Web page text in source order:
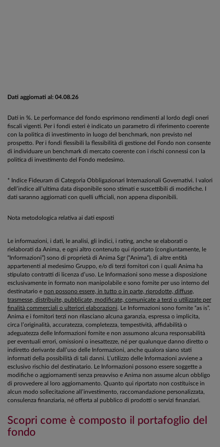
Dati aggiornati al: 04.08.26
Dati in %. Le performance del fondo esprimono rendimenti al lordo degli oneri
fiscali vigenti. Per i fondi esteri è indicato un parametro di riferimento coerente
con la politica di investimento in luogo del benchmark, non previsto nel
prospetto. Per i fondi flessibili la flessibilità di gestione del Fondo non consente
di individuare un benchmark di mercato coerente con i rischi connessi con la
politica di investimento del Fondo medesimo.
* Indice Fideuram di Categoria Obbligazionari Internazionali Governativi. I valori
dell’indice all’ultima data disponibile sono stimati e suscettibili di modifiche. I
dati saranno aggiornati con quelli ufficiali, non appena disponibili.
Nota metodologica relativa ai dati esposti
Le informazioni, i dati, le analisi, gli indici, i rating, anche se elaborati o
rielaborati da Anima, e ogni altro contenuto qui riportato (congiuntamente, le
“Informazioni”) sono di proprietà di Anima Sgr (“Anima”), di altre entità
appartenenti al medesimo Gruppo, e/o di terzi fornitori con i quali Anima ha
stipulato contratti di licenza d’uso. Le Informazioni sono messe a disposizione
esclusivamente in formato non manipolabile e sono fornite per uso interno del
destinatario e non possono essere, in tutto o in parte, riprodotte, diffuse,
trasmesse, distribuite, pubblicate, modificate, comunicate a terzi o utilizzate per
finalità commerciali o ulteriori elaborazioni. Le Informazioni sono fornite “as is”.
Anima e i fornitori terzi non rilasciano alcuna garanzia, espressa o implicita,
circa l’originalità, accuratezza, completezza, tempestività, affidabilità o
adeguatezza delle Informazioni fornite e non assumono alcuna responsabilità
per eventuali errori, omissioni o inesattezze, né per qualunque danno diretto o
indiretto derivante dall’uso delle Informazioni, anche qualora siano stati
informati della possibilità di tali danni. L’utilizzo delle Informazioni avviene a
esclusivo rischio del destinatario. Le Informazioni possono essere soggette a
modifiche o aggiornamenti senza preavviso e Anima non assume alcun obbligo
di provvedere al loro aggiornamento. Quanto qui riportato non costituisce in
alcun modo sollecitazione all’investimento, raccomandazione personalizzata,
consulenza finanziaria, né offerta al pubblico di prodotti o servizi finanziari.
Scopri come è composto il portafoglio del
fondo